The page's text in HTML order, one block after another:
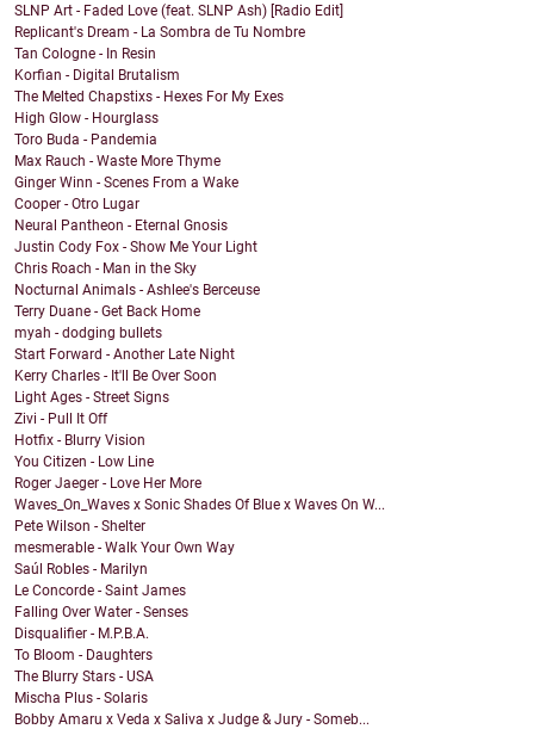
SLNP Art - Faded Love (feat. SLNP Ash) [Radio Edit]
Replicant's Dream - La Sombra de Tu Nombre
Tan Cologne - In Resin
Korfian - Digital Brutalism
The Melted Chapstixs - Hexes For My Exes
High Glow - Hourglass
Toro Buda - Pandemia
Max Rauch - Waste More Thyme
Ginger Winn - Scenes From a Wake
Cooper - Otro Lugar
Neural Pantheon - Eternal Gnosis
Justin Cody Fox - Show Me Your Light
Chris Roach - Man in the Sky
Nocturnal Animals - Ashlee's Berceuse
Terry Duane - Get Back Home
myah - dodging bullets
Start Forward - Another Late Night
Kerry Charles - It'll Be Over Soon
Light Ages - Street Signs
Zivi - Pull It Off
Hotfix - Blurry Vision
You Citizen - Low Line
Roger Jaeger - Love Her More
Waves_On_Waves x Sonic Shades Of Blue x Waves On W...
Pete Wilson - Shelter
mesmerable - Walk Your Own Way
Saúl Robles - Marilyn
Le Concorde - Saint James
Falling Over Water - Senses
Disqualifier - M.P.B.A.
To Bloom - Daughters
The Blurry Stars - USA
Mischa Plus - Solaris
Bobby Amaru x Veda x Saliva x Judge & Jury - Someb...